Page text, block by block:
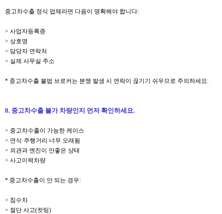
중고차수출 정식 업체라면 다음이 명확해야 합니다:
> 사업자등록증
> 상호명
> 담당자 연락처
> 실제 사무실 주소
* 중고차수출 불법 브로커는 분쟁 발생 시 연락이 끊기기 쉬우므로 주의하세요.
8. 중고차수출 불가 차량인지 먼저 확인하세요.
> 중고차수출이 가능한 케이스
> 연식·주행거리 너무 오래됨
> 외관과 엔진이 안좋은 상태
> 사고이력차량
* 중고차수출이 안 되는 경우:
> 침수차
> 절단 사고(컷팅)